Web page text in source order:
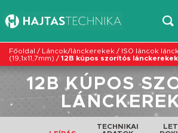
Főoldal / Láncok/lánckerekek / ISO láncok
(19,1x11,7mm) / 12B kúpos szorítós lánckerekek
12B KÚPOS
TECHNIKAI